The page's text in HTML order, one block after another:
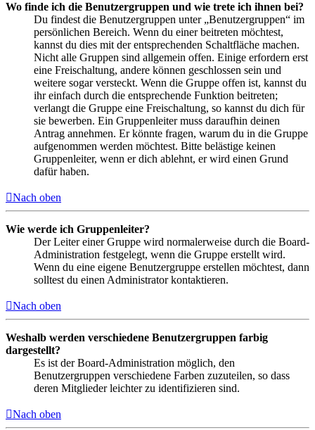
Wo finde ich die Benutzergruppen und wie trete ich ihnen bei?
Du findest die Benutzergruppen unter „Benutzergruppen“ im
persönlichen Bereich. Wenn du einer beitreten möchtest,
kannst du dies mit der entsprechenden Schaltfläche machen.
Nicht alle Gruppen sind allgemein offen. Einige erfordern erst
eine Freischaltung, andere können geschlossen sein und
weitere sogar versteckt. Wenn die Gruppe offen ist, kannst du
ihr einfach durch die entsprechende Funktion beitreten;
verlangt die Gruppe eine Freischaltung, so kannst du dich für
sie bewerben. Ein Gruppenleiter muss daraufhin deinen
Antrag annehmen. Er könnte fragen, warum du in die Gruppe
aufgenommen werden möchtest. Bitte belästige keinen
Gruppenleiter, wenn er dich ablehnt, er wird einen Grund
dafür haben.
Nach oben
Wie werde ich Gruppenleiter?
Der Leiter einer Gruppe wird normalerweise durch die Board-
Administration festgelegt, wenn die Gruppe erstellt wird.
Wenn du eine eigene Benutzergruppe erstellen möchtest, dann
solltest du einen Administrator kontaktieren.
Nach oben
Weshalb werden verschiedene Benutzergruppen farbig
dargestellt?
Es ist der Board-Administration möglich, den
Benutzergruppen verschiedene Farben zuzuteilen, so dass
deren Mitglieder leichter zu identifizieren sind.
Nach oben